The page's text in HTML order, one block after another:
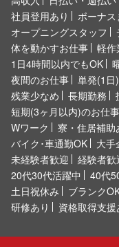
社員登用あり
ボーナス
オープニングスタッフ
体を動かすお仕事
軽作
1日4時間以内でもOK
夜間のお仕事
単発(1日
残業少なめ
長期勤務
短期(3ヶ月以内)のお仕事
Wワーク
寮・住居補助
バイク･車通勤OK
大手
未経験者歓迎
経験者歓
20代30代活躍中
40代
土日祝休み
ブランク
研修あり
資格取得支援